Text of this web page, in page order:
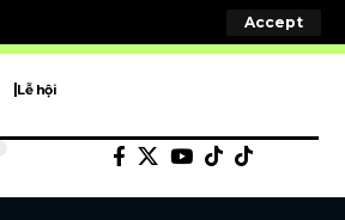
Accept
Lễ hội